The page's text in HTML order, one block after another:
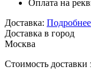
Оплата на
Доставка:
Доставка в город
Москва
Стоимость